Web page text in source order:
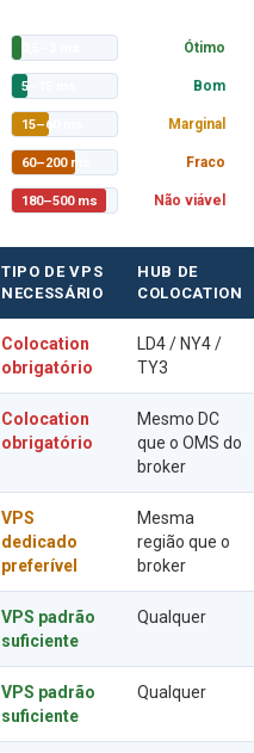
Ótimo
5–15 ms Bom
15–60 ms Marginal
60–200 ms Fraco
180–500 ms Não viável
TIPO DE VPS
NECESSÁRIO
HUB DE
COLOCATION
Colocation
obrigatório
LD4 / NY4 /
TY3
Colocation
obrigatório
Mesmo DC
que o OMS do
broker
VPS
dedicado
preferível
Mesma
região que o
broker
VPS padrão
suficiente
Qualquer
VPS padrão
suficiente
Qualquer